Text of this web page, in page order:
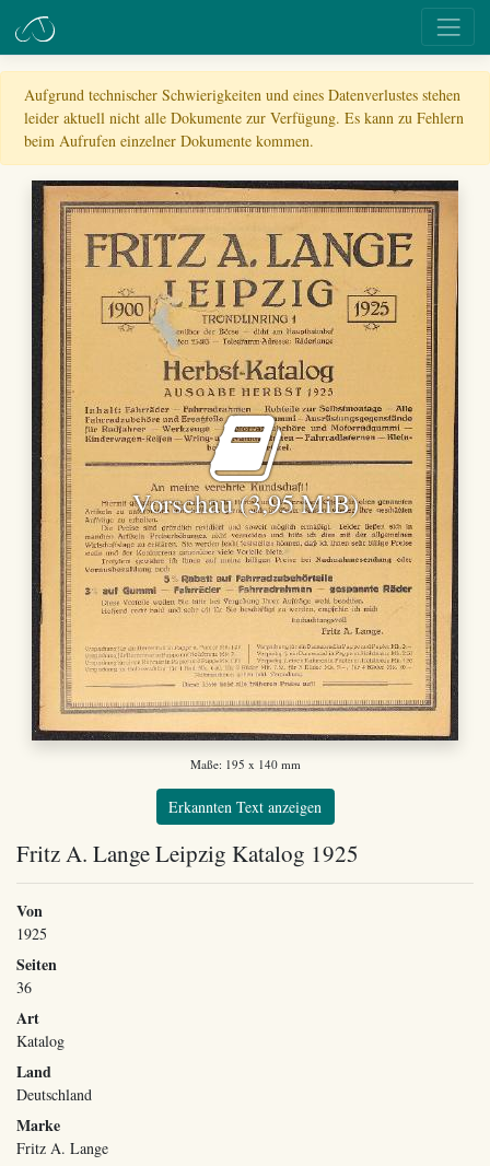
Aufgrund technischer Schwierigkeiten und eines Datenverlustes stehen
leider aktuell nicht alle Dokumente zur Verfügung. Es kann zu Fehlern
beim Aufrufen einzelner Dokumente kommen.
Vorschau (3,95 MiB)
Maße: 195 x 140 mm
Erkannten Text anzeigen
Fritz A. Lange Leipzig Katalog 1925
Von
1925
Seiten
36
Art
Katalog
Land
Deutschland
Marke
Fritz A. Lange